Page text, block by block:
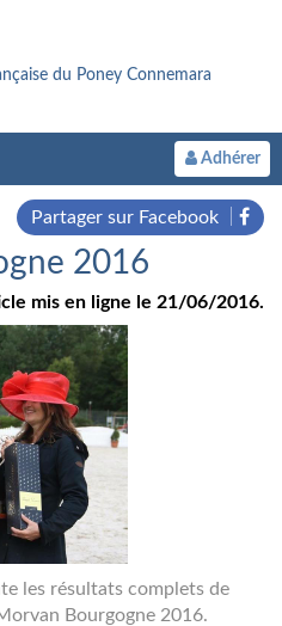
du Poney Connemara
Adhérer
Partager sur Facebook
2016
mis en ligne le 21/06/2016.
les résultats complets de
Bourgogne 2016.